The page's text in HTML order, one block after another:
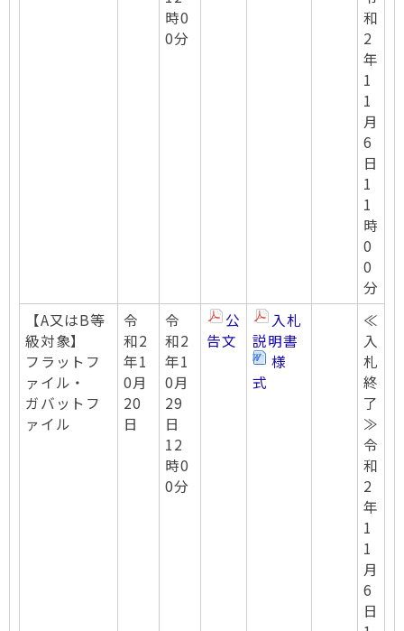
時0
0分
和
2
年
1
1
月
6
日
1
1
時
0
0
分
【A又はB等
級対象】
フラットフ
ァイル・
ガバットフ
ァイル
令
和2
年1
0月
20
日
令
和2
年1
0月
29
日
12
時0
0分
公
告文
入札
説明書
様
式
≪
入
札
終
了
≫
令
和
2
年
1
1
月
6
日